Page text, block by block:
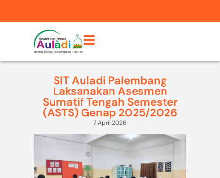
SIT Auladi Palembang
Laksanakan Asesmen
Sumatif Tengah Semester
(ASTS) Genap 2025/2026
7 April 2026